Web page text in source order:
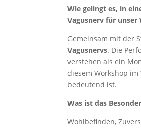
Wie gelingt es, in
Vagusnerv für unser
Gemeinsam mit der
Vagusnervs. Die
verstehen als ein
diesem Workshop
bedeutend ist.
Was ist das
Wohlbefinden,